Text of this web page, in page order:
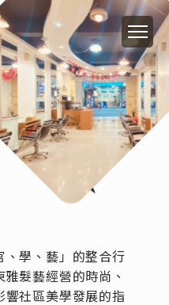
、學、藝」的整合行
髮藝經營的時尚、
響社區美學發展的指